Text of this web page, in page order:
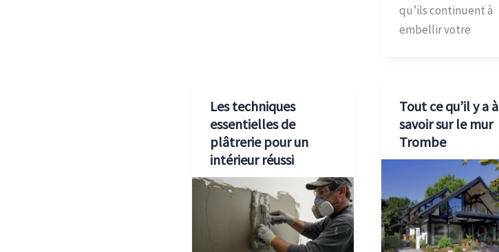
qu’ils continuent à
embellir votre
Les techniques
essentielles de
plâtrerie pour un
intérieur réussi
Tout ce qu’il y a à
savoir sur le mur
Trombe